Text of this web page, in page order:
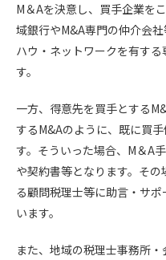
M＆Aを決意し、買手企業を
域銀行やM&A専門の仲介会
ハウ・ネットワークを有す
す。
一方、得意先を買手とする
するM&Aのように、既に買
す。そういった場合、M＆A
や契約書等となります。そ
る顧問税理士等に助言・サ
います。
また、地域の税理士事務所